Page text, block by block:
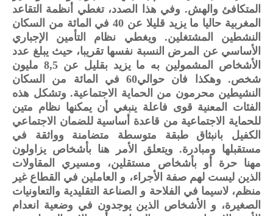
المتكافئ والهش. وفي هذا الصدد، تغطي أنظمة التقاعد
المغربية حاليا ما يزيد قليلا عن 40 في المائة من السكان
النشطين المشتغلين. ويغطي نظام التأمين الإجباري
الأساسي عن المرض النسبة نفسها تقريبا، حيث يبلغ عدد
الأشخاص المشمولين به ما يزيد بقليل عن 8,5 مليون
شخص. وهكذا فان حوالي60 في المائة من السكان
النشيطين محرمون من الحماية الاجتماعية. وتشكل هذه
الفئات المعنية قوى فاعلة ينبغي أن يمكنها نظام متين
للحماية الاجتماعية من قاعدة أساسية للضمان الاجتماعي
الكفيل بانبثاق طبقة متوسطة متضامنة وواثقة في
مستقبلها ومبادرة. ويتعلق الأمر هنا بأشخاص يزاولون
مهنا حرة أو بأشخاص مستقلين، ومسيري المقاولات
الذين ليست لهم صفة الأجراء، و العاملين في القطاع غير
منظم، لاسيما في الفلاحة و الصناعة التقليدية والتعاونيات
الصغيرة، و الأشخاص الذين يوجدون في وضعية انعدام